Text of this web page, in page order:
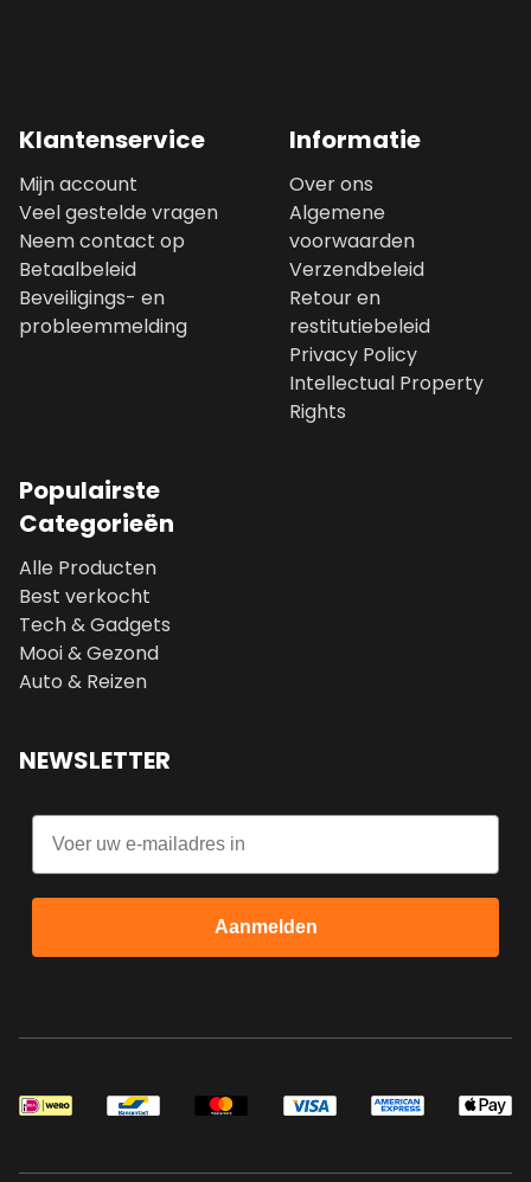
Klantenservice
Mijn account
Veel gestelde vragen
Neem contact op
Betaalbeleid
Beveiligings- en
probleemmelding
Informatie
Over ons
Algemene
voorwaarden
Verzendbeleid
Retour en
restitutiebeleid
Privacy Policy
Intellectual Property
Rights
Populairste
Categorieën
Alle Producten
Best verkocht
Tech & Gadgets
Mooi & Gezond
Auto & Reizen
NEWSLETTER
Email
Aanmelden